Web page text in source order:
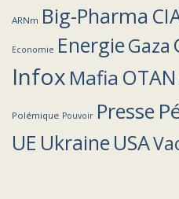
ARNm Big-Pharma
Economie EnergieGaza
Infox Mafia OTAN
Polémique Pouvoir Presse
UE Ukraine USA